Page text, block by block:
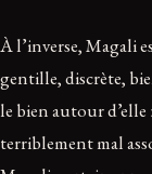
À l’inverse, Magali
gentille, discrète,
le bien autour d’elle
terriblement mal